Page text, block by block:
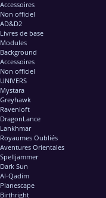
Accessoires
Non officiel
AD&D2
Livres de base
Modules
Background
Accessoires
Non officiel
UNIVERS
Mystara
Greyhawk
Ravenloft
DragonLance
Lankhmar
Royaumes Oubliés
Aventures Orientales
Spelljammer
Dark Sun
Al-Qadim
Planescape
Birthright